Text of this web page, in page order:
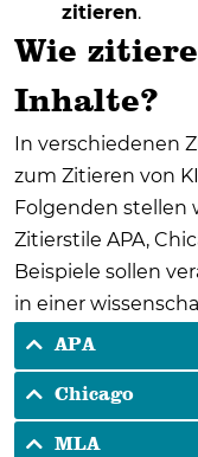
zitieren.
Wie
Inhalte?
In verschiedenen
zum Zitieren von
Folgenden stellen
Zitierstile APA,
Beispiele sollen
in einer
APA
Chicago
MLA